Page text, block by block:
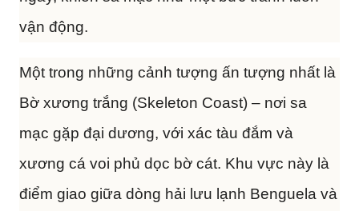
vận động.
Một trong những cảnh tượng ấn tượng nhất là
Bờ xương trắng (Skeleton Coast) – nơi sa
mạc gặp đại dương, với xác tàu đắm và
xương cá voi phủ dọc bờ cát. Khu vực này là
điểm giao giữa dòng hải lưu lạnh Benguela và